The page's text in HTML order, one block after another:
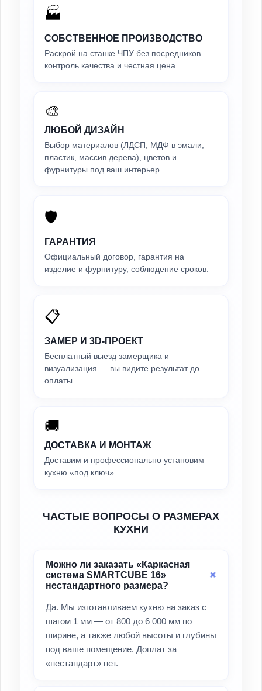
🏭
СОБСТВЕННОЕ ПРОИЗВОДСТВО
Раскрой на станке ЧПУ без посредников —
контроль качества и честная цена.
🎨
ЛЮБОЙ ДИЗАЙН
Выбор материалов (ЛДСП, МДФ в эмали,
пластик, массив дерева), цветов и
фурнитуры под ваш интерьер.
🛡️
ГАРАНТИЯ
Официальный договор, гарантия на
изделие и фурнитуру, соблюдение сроков.
📋
ЗАМЕР И 3D-ПРОЕКТ
Бесплатный выезд замерщика и
визуализация — вы видите результат до
оплаты.
🚚
ДОСТАВКА И МОНТАЖ
Доставим и профессионально установим
кухню «под ключ».
ЧАСТЫЕ ВОПРОСЫ О РАЗМЕРАХ
КУХНИ
Можно ли заказать «Каркасная
система SMARTCUBE 16»
нестандартного размера?
Да. Мы изготавливаем кухню на заказ с
шагом 1 мм — от 800 до 6 000 мм по
ширине, а также любой высоты и глубины
под ваше помещение. Доплат за
«нестандарт» нет.